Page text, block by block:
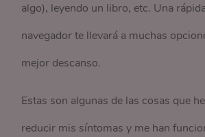
algo), leyendo un libro, etc. Una
navegador te llevará a muchas
mejor descanso.
Estas son algunas de las cosas que
reducir mis síntomas y me han